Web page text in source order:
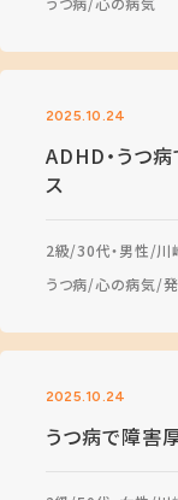
2025.10.24
ADHD・うつ
ス
2級 30代・男性 川
うつ病 心の病気
2025.10.24
うつ病で障害